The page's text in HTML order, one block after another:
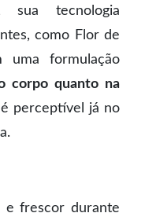
sua tecnologia
como Flor de
uma formulação
corpo quanto na
perceptível já no
e frescor durante